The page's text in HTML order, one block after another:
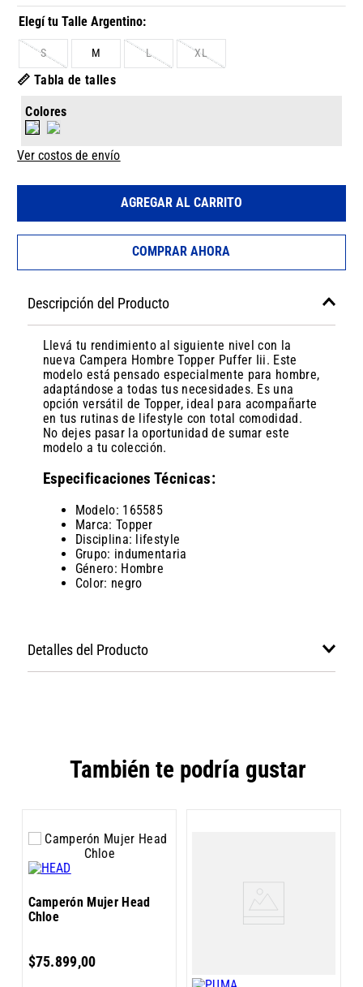
S M L XL
📏 Tabla de talles
Colores
Ver costos de envío
AGREGAR AL CARRITO
COMPRAR AHORA
Descripción del Producto
Llevá tu rendimiento al siguiente nivel con la
nueva Campera Hombre Topper Puffer Iii. Este
modelo está pensado especialmente para hombre,
adaptándose a todas tus necesidades. Es una
opción versátil de Topper, ideal para acompañarte
en tus rutinas de lifestyle con total comodidad.
No dejes pasar la oportunidad de sumar este
modelo a tu colección.
Especificaciones Técnicas:
Modelo: 165585
Marca: Topper
Disciplina: lifestyle
Grupo: indumentaria
Género: Hombre
Color: negro
Detalles del Producto
También te podría gustar
Camperón Mujer Head
Chloe
$75.899,00